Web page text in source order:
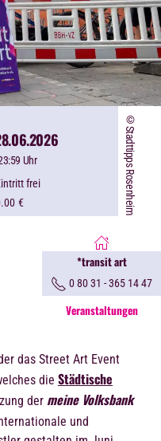
Uhr
frei
€ ©Stadttipps Rosenheim
*transit art
0 80 31 - 365 14 47
Veranstaltungen
das Street Art Event
die Städtische
der meine Volksbank
und